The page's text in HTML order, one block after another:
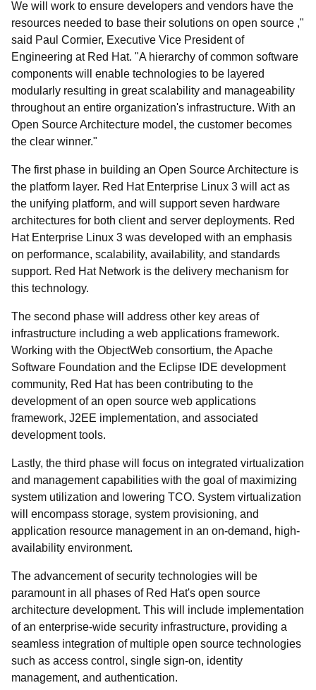
We will work to ensure developers and vendors have the
resources needed to base their solutions on open source ,"
said Paul Cormier, Executive Vice President of
Engineering at Red Hat. "A hierarchy of common software
components will enable technologies to be layered
modularly resulting in great scalability and manageability
throughout an entire organization's infrastructure. With an
Open Source Architecture model, the customer becomes
the clear winner."
The first phase in building an Open Source Architecture is
the platform layer. Red Hat Enterprise Linux 3 will act as
the unifying platform, and will support seven hardware
architectures for both client and server deployments. Red
Hat Enterprise Linux 3 was developed with an emphasis
on performance, scalability, availability, and standards
support. Red Hat Network is the delivery mechanism for
this technology.
The second phase will address other key areas of
infrastructure including a web applications framework.
Working with the ObjectWeb consortium, the Apache
Software Foundation and the Eclipse IDE development
community, Red Hat has been contributing to the
development of an open source web applications
framework, J2EE implementation, and associated
development tools.
Lastly, the third phase will focus on integrated virtualization
and management capabilities with the goal of maximizing
system utilization and lowering TCO. System virtualization
will encompass storage, system provisioning, and
application resource management in an on-demand, high-
availability environment.
The advancement of security technologies will be
paramount in all phases of Red Hat's open source
architecture development. This will include implementation
of an enterprise-wide security infrastructure, providing a
seamless integration of multiple open source technologies
such as access control, single sign-on, identity
management, and authentication.